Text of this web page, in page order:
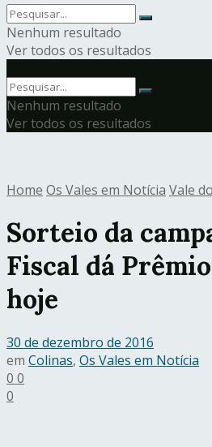
Nenhum resultado
Ver todos os resultados
Nenhum resultado
Ver todos os resultados
Home Os Vales em Notícia Vale
Sorteio da
Fiscal dá
hoje
30 de dezembro de 2016
em Colinas, Os Vales em Notícia
0 0
0